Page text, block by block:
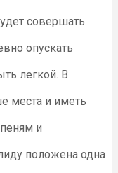
совершать
опускать
легкой. В
места и иметь
и
положена одна